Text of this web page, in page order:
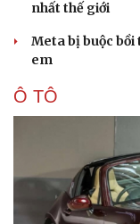
nhất thế giới
Meta bị buộc bồi
em
Ô TÔ